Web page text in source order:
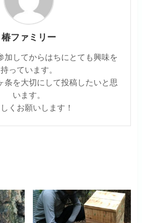
椿ファミリー
してからはちにとても興味を
持っています。
条を大切にして投稿したいと思
います。
くお願いします！